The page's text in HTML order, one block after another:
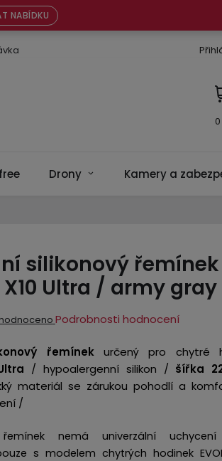
NABÍDKU
Drony Kamery a
silikonový řemínek
X10 Ultra / army gray
Podrobnosti hodnocení
řemínekurčený pro chytré
/ hypoalergenní silikon / šířka
materiál se zárukou pohodlí a
/
nemá univerzální
s modelem chytrých hodinek